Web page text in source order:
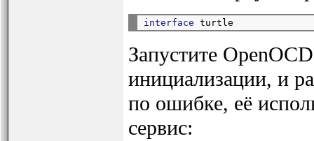
interface
Запустите
инициализации, и
по ошибке, её
сервис: